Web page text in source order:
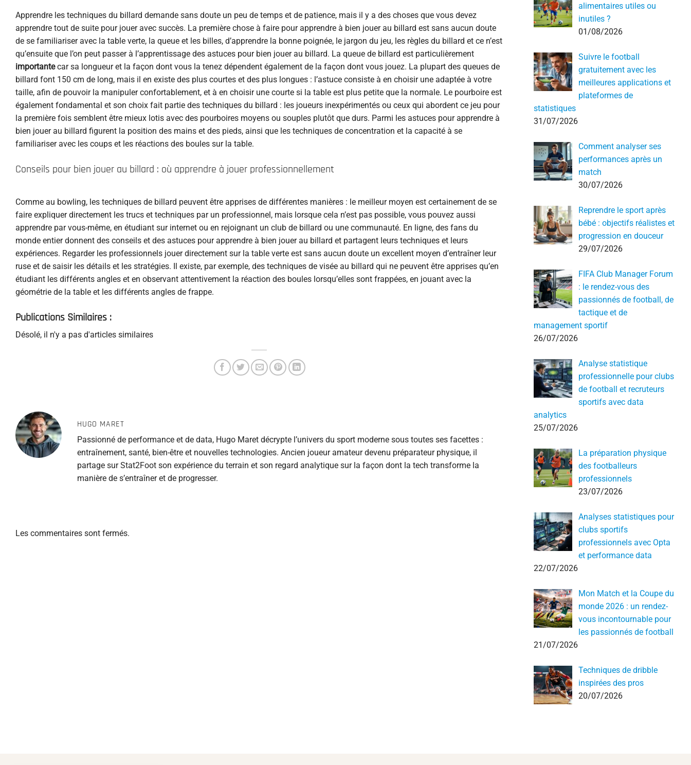
Apprendre les techniques du billard demande sans doute un peu de temps et de patience, mais il y a des choses que vous devez
apprendre tout de suite pour jouer avec succès. La première chose à faire pour apprendre à bien jouer au billard est sans aucun doute
de se familiariser avec la table verte, la queue et les billes, d’apprendre la bonne poignée, le jargon du jeu, les règles du billard et ce n’est
qu’ensuite que l’on peut passer à l’apprentissage des astuces pour bien jouer au billard. La queue de billard est particulièrement
importantecar sa longueur et la façon dont vous la tenez dépendent également de la façon dont vous jouez. La plupart des queues de
billard font 150 cm de long, mais il en existe des plus courtes et des plus longues : l’astuce consiste à en choisir une adaptée à votre
taille, afin de pouvoir la manipuler confortablement, et à en choisir une courte si la table est plus petite que la normale. Le pourboire est
également fondamental et son choix fait partie des techniques du billard : les joueurs inexpérimentés ou ceux qui abordent ce jeu pour
la première fois semblent être mieux lotis avec des pourboires moyens ou souples plutôt que durs. Parmi les astuces pour apprendre à
bien jouer au billard figurent la position des mains et des pieds, ainsi que les techniques de concentration et la capacité à se
familiariser avec les coups et les réactions des boules sur la table.
Conseils pour bien jouer au billard : où apprendre à jouer professionnellement
Comme au bowling, les techniques de billard peuvent être apprises de différentes manières : le meilleur moyen est certainement de se
faire expliquer directement les trucs et techniques par un professionnel, mais lorsque cela n’est pas possible, vous pouvez aussi
apprendre par vous-même, en étudiant sur internet ou en rejoignant un club de billard ou une communauté. En ligne, des fans du
monde entier donnent des conseils et des astuces pour apprendre à bien jouer au billard et partagent leurs techniques et leurs
expériences. Regarder les professionnels jouer directement sur la table verte est sans aucun doute un excellent moyen d’entraîner leur
ruse et de saisir les détails et les stratégies. Il existe, par exemple, des techniques de visée au billard qui ne peuvent être apprises qu’en
étudiant les différents angles et en observant attentivement la réaction des boules lorsqu’elles sont frappées, en jouant avec la
géométrie de la table et les différents angles de frappe.
Publications Similaires :
Désolé, il n'y a pas d'articles similaires
HUGO MARET
Passionné de performance et de data, Hugo Maret décrypte l’univers du sport moderne sous toutes ses facettes :
entraînement, santé, bien-être et nouvelles technologies. Ancien joueur amateur devenu préparateur physique, il
partage sur Stat2Foot son expérience du terrain et son regard analytique sur la façon dont la tech transforme la
manière de s’entraîner et de progresser.
Les commentaires sont fermés.
alimentaires utiles ou
inutiles ?
01/08/2026
Suivre le football
gratuitement avec les
meilleures applications et
plateformes de
statistiques
31/07/2026
Comment analyser ses
performances après un
match
30/07/2026
Reprendre le sport après
bébé : objectifs réalistes et
progression en douceur
29/07/2026
FIFA Club Manager Forum
: le rendez-vous des
passionnés de football, de
tactique et de
management sportif
26/07/2026
Analyse statistique
professionnelle pour clubs
de football et recruteurs
sportifs avec data
analytics
25/07/2026
La préparation physique
des footballeurs
professionnels
23/07/2026
Analyses statistiques pour
clubs sportifs
professionnels avec Opta
et performance data
22/07/2026
Mon Match et la Coupe du
monde 2026 : un rendez-
vous incontournable pour
les passionnés de football
21/07/2026
Techniques de dribble
inspirées des pros
20/07/2026